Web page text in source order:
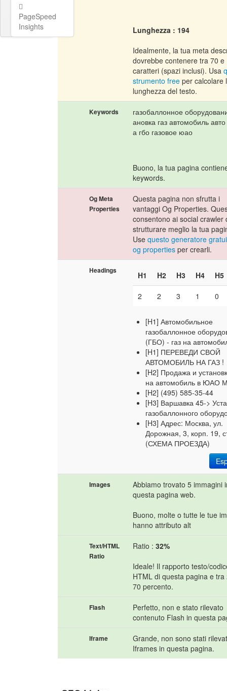
PageSpeed
Insights
Lunghezza : 194
Idealmente, la tua meta
dovrebbe contenere tra 70 e
caratteri (spazi inclusi). Usa
strumento free per calcolare
lunghezza del testo.
Keywords
газобаллонное
ановка газ автомобиль
а гбо газовое юао
Buono, la tua pagina
keywords.
Og Meta
Properties
Questa pagina non sfrutta i
vantaggi Og Properties.
consentono ai social crawler
strutturare meglio la tua
Usequesto generatore
og properties per crearli.
Headings H1 H2 H3 H4 H5
2 2 3 1 0
[H1] Автомобильное
газобаллонное
(ГБО) - газ на
[H1] ПЕРЕВЕДИ СВОЙ
АВТОМОБИЛЬ НА ГАЗ !
[H2] Продажа и
на автомобиль в ЮАО
[H2] (495) 585-35-44
[H3] Варшавка 45->
газобаллонного
[H3] Адрес: Москва, ул.
Дорожная, 3, корп. 19,
(СХЕМА ПРОЕЗДА)
Images
Abbiamo trovato 5 immagini
questa pagina web.
Buono, molte o tutte le tue
hanno attributo alt
Text/HTML
Ratio
Ratio :32%
Ideale! Il rapporto testo/
HTML di questa pagina e tra
70 percento.
Flash
Perfetto, non e stato rilevato
contenuto Flash in questa
Iframe
Grande, non sono stati
Iframes in questa pagina.